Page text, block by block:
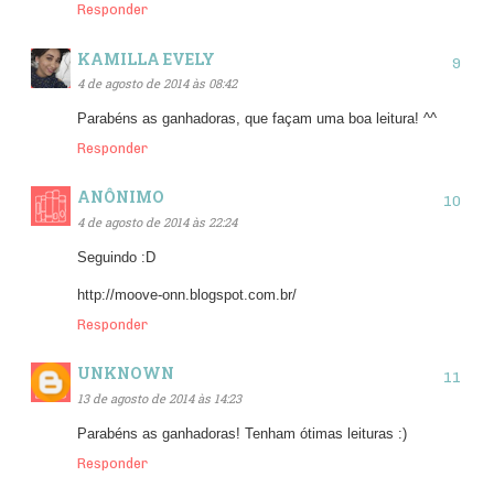
Responder
KAMILLA EVELY
4 de agosto de 2014 às 08:42
Parabéns as ganhadoras, que façam uma boa leitura! ^^
Responder
ANÔNIMO
4 de agosto de 2014 às 22:24
Seguindo :D
http://moove-onn.blogspot.com.br/
Responder
UNKNOWN
13 de agosto de 2014 às 14:23
Parabéns as ganhadoras! Tenham ótimas leituras :)
Responder